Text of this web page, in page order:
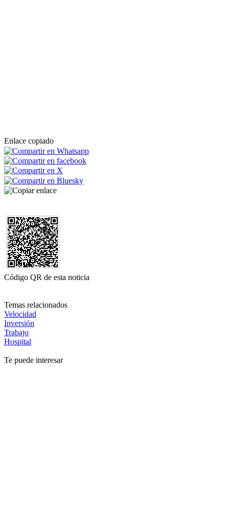
Enlace copiado
Código QR de esta noticia
Temas relacionados
Velocidad
Inversión
Trabajo
Hospital
Te puede interesar